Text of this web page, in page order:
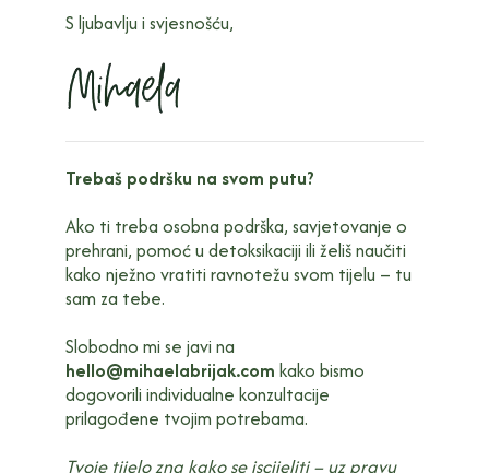
S ljubavlju i svjesnošću,
Trebaš podršku na svom putu?
Ako ti treba osobna podrška, savjetovanje o
prehrani, pomoć u detoksikaciji ili želiš naučiti
kako nježno vratiti ravnotežu svom tijelu – tu
sam za tebe.
Slobodno mi se javi na
hello@mihaelabrijak.com kako bismo
dogovorili individualne konzultacije
prilagođene tvojim potrebama.
Tvoje tijelo zna kako se iscijeliti – uz pravu